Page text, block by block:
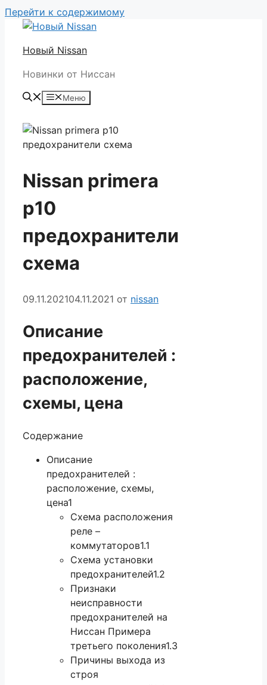
Перейти к содержимому
Новый Nissan
Новинки от Ниссан
Меню
Nissan primera
p10
предохранители
схема
09.11.202104.11.2021 от nissan
Описание
предохранителей :
расположение,
схемы, цена
Содержание
Описание
предохранителей :
расположение, схемы,
цена1
Схема расположения
реле –
коммутаторов1.1
Схема установки
предохранителей1.2
Признаки
неисправности
предохранителей на
Ниссан Примера
третьего поколения1.3
Причины выхода из
строя